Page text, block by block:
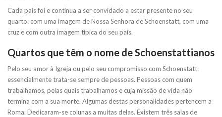
Cada país foi e continua a ser convidado a estar presente no seu
quarto: com uma imagem de Nossa Senhora de Schoenstatt, com uma
cruz e com outra imagem típica do seu país.
Quartos que têm o nome de Schoenstattianos
Pelo seu amor à Igreja ou pelo seu compromisso com Schoenstatt:
essencialmente trata-se sempre de pessoas. Pessoas com quem
trabalhamos, pelas quais trabalhamos e cuja missão de vida não
termina com a sua morte. Algumas destas personalidades pertencem a
Roma. Dedicaram-se colunas a muitas delas. Existem três salas de